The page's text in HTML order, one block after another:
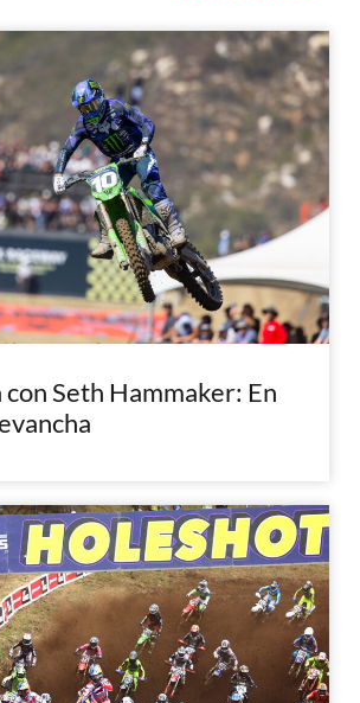
Seth Hammaker: En